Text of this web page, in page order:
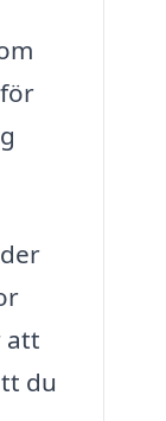
att
du